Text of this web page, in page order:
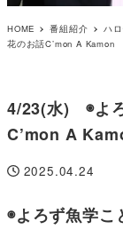
HOME 番組紹介 ハ
花のお話C’mon A Kamon
4/23(水) ◉よ
C’mon A
投稿日
2025.04.24
◉よろず魚学こ